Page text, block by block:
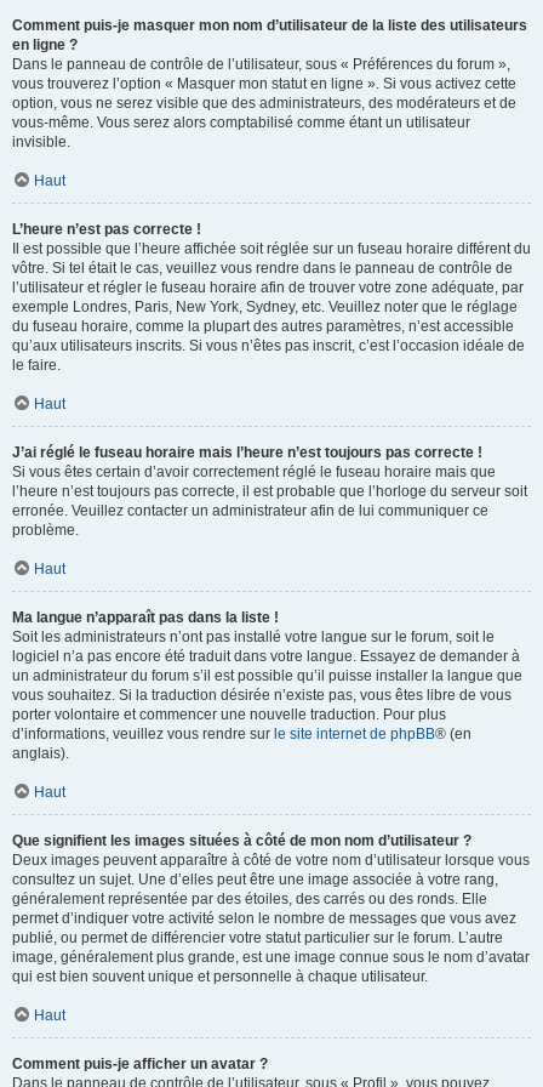
Comment puis-je masquer mon nom d’utilisateur de la liste des utilisateurs
en ligne ?
Dans le panneau de contrôle de l’utilisateur, sous « Préférences du forum »,
vous trouverez l’option « Masquer mon statut en ligne ». Si vous activez cette
option, vous ne serez visible que des administrateurs, des modérateurs et de
vous-même. Vous serez alors comptabilisé comme étant un utilisateur
invisible.
Haut
L’heure n’est pas correcte !
Il est possible que l’heure affichée soit réglée sur un fuseau horaire différent du
vôtre. Si tel était le cas, veuillez vous rendre dans le panneau de contrôle de
l’utilisateur et régler le fuseau horaire afin de trouver votre zone adéquate, par
exemple Londres, Paris, New York, Sydney, etc. Veuillez noter que le réglage
du fuseau horaire, comme la plupart des autres paramètres, n’est accessible
qu’aux utilisateurs inscrits. Si vous n’êtes pas inscrit, c’est l’occasion idéale de
le faire.
Haut
J’ai réglé le fuseau horaire mais l’heure n’est toujours pas correcte !
Si vous êtes certain d’avoir correctement réglé le fuseau horaire mais que
l’heure n’est toujours pas correcte, il est probable que l’horloge du serveur soit
erronée. Veuillez contacter un administrateur afin de lui communiquer ce
problème.
Haut
Ma langue n’apparaît pas dans la liste !
Soit les administrateurs n’ont pas installé votre langue sur le forum, soit le
logiciel n’a pas encore été traduit dans votre langue. Essayez de demander à
un administrateur du forum s’il est possible qu’il puisse installer la langue que
vous souhaitez. Si la traduction désirée n’existe pas, vous êtes libre de vous
porter volontaire et commencer une nouvelle traduction. Pour plus
d’informations, veuillez vous rendre sur le site internet de phpBB® (en
anglais).
Haut
Que signifient les images situées à côté de mon nom d’utilisateur ?
Deux images peuvent apparaître à côté de votre nom d’utilisateur lorsque vous
consultez un sujet. Une d’elles peut être une image associée à votre rang,
généralement représentée par des étoiles, des carrés ou des ronds. Elle
permet d’indiquer votre activité selon le nombre de messages que vous avez
publié, ou permet de différencier votre statut particulier sur le forum. L’autre
image, généralement plus grande, est une image connue sous le nom d’avatar
qui est bien souvent unique et personnelle à chaque utilisateur.
Haut
Comment puis-je afficher un avatar ?
Dans le panneau de contrôle de l’utilisateur, sous « Profil », vous pouvez